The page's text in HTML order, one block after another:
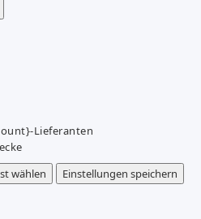
Lieferanten
wählen
Einstellungen speichern